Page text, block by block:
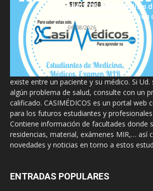
MIR 2025-2026: análisis
semana de adjudicación
06/08/2026
La información proporcionada en
diseñado para complementar, no
existe entre un paciente y su médico. Si
algún problema de salud, consulte con un
calificado. CASIMÉDICOS es un portal web
para los futuros estudiantes y
Contiene información de facultades donde
residencias, material, exámenes MIR,… así
novedades y noticias en torno a estos
ENTRADAS POPULARES